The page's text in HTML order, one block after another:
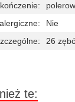
Nie
26
te: